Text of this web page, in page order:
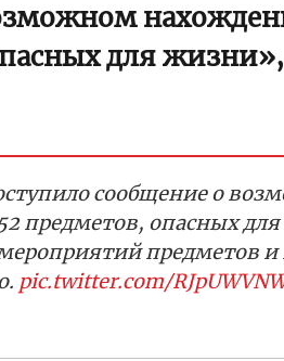
для жизни»,
сообщение о
предметов, опасных
предметов
pic.twitter.com/